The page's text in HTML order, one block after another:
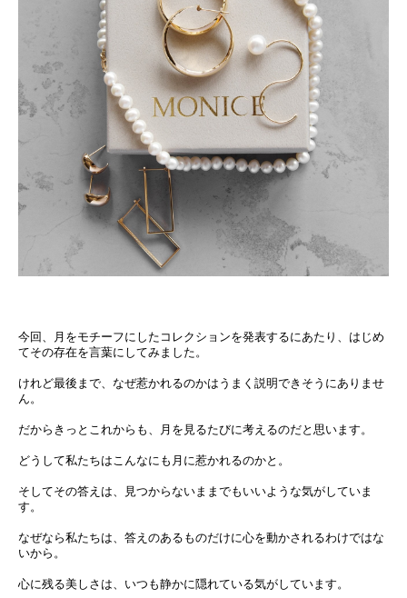
今回、月をモチーフにしたコレクションを発表するにあたり、はじめ
てその存在を言葉にしてみました。
けれど最後まで、なぜ惹かれるのかはうまく説明できそうにありませ
ん。
だからきっとこれからも、月を見るたびに考えるのだと思います。
どうして私たちはこんなにも月に惹かれるのかと。
そしてその答えは、見つからないままでもいいような気がしていま
す。
なぜなら私たちは、答えのあるものだけに心を動かされるわけではな
いから。
心に残る美しさは、いつも静かに隠れている気がしています。